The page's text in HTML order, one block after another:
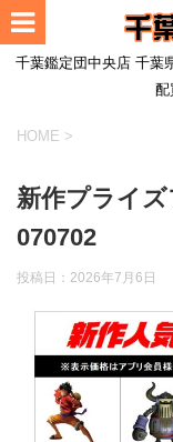
千葉鑑定団中央店 千
配
HOME >
新作プライ
070702
投稿日： 2026年7月6日